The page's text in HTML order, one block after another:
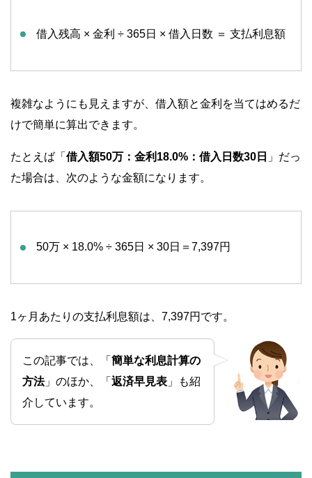
借入残高 × 金利 ÷ 365日 × 借入日数 ＝ 支払利息額
複雑なようにも見えますが、借入額と金利を当てはめるだ
けで簡単に算出できます。
たとえば「 借入額50万：金利18.0%：借入日数30日 」だっ
た場合は、次のような金額になります。
50万 × 18.0% ÷ 365日 × 30日＝7,397円
1ヶ月あたりの支払利息額は、7,397円です。
この記事では、「 簡単な利息計算の
方法」のほか、「 返済早見表 」も紹
介しています。